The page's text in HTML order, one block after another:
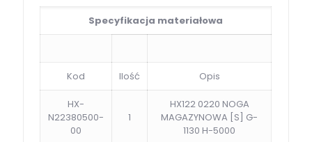
Specyfikacja materiałowa
Kod Ilość Opis
HX-
N22380500-
00
1
HX122 0220 NOGA
MAGAZYNOWA [S] G-
1130 H-5000